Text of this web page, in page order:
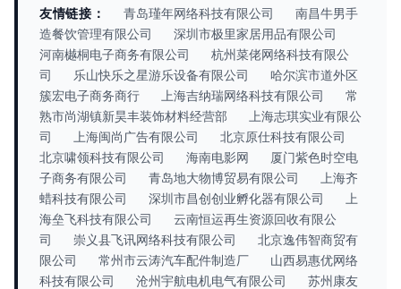
友情链接： 青岛瑾年网络科技有限公司
南昌牛男手
造餐饮管理有限公司
深圳市极里家居用品有限公司
河南樾桐电子商务有限公司
杭州菜佬网络科技有限公
司
乐山快乐之星游乐设备有限公司
哈尔滨市道外区
簇宏电子商务商行
上海吉纳瑞网络科技有限公司
常
熟市尚湖镇新昊丰装饰材料经营部
上海志琪实业有限公
司
上海闽尚广告有限公司
北京原仕科技有限公司
北京啸领科技有限公司
海南电影网
厦门紫色时空电
子商务有限公司
青岛地大物博贸易有限公司
上海齐
蜡科技有限公司
深圳市昌创创业孵化器有限公司
上
海垒飞科技有限公司
云南恒运再生资源回收有限公
司
崇义县飞讯网络科技有限公司
北京逸伟智商贸有
限公司
常州市云涛汽车配件制造厂
山西易惠优网络
科技有限公司
沧州宇航电机电气有限公司
苏州康友